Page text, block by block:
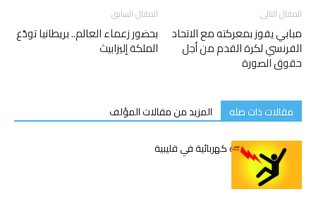
المقال السابق
بحضور زعماء العالم.. بريطانيا تودّع
الملكة إليزابيث
المقال التالى
مبابي يفوز بمعركته مع الاتحاد
الفرنسي لكرة القدم من أجل
حقوق الصورة
مقالات ذات صله
المزيد من مقالات المؤلف
وفاة شاب بصعقة كهربائية في قليبية